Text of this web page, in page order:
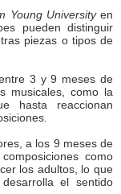
Young Universityen
pueden distinguir
piezas o tipos de
3 y 9 meses de
musicales, como la
hasta reaccionan
a los 9 meses de
como
los adultos, lo que
el sentido